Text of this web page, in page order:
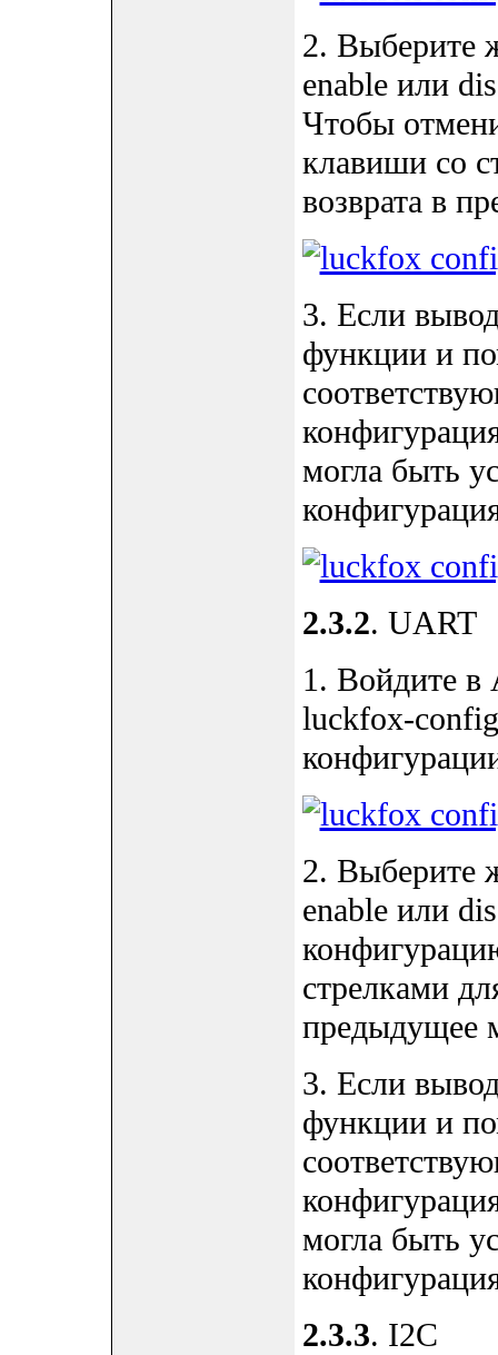
2. Выберите
enable или
Чтобы
клавиши со
возврата в
3. Если
функции и
могла быть
2.3.2. UART
1. Войдите в
luckfox-
2. Выберите
enable или
стрелками
предыдущее
3. Если
функции и
могла быть
2.3.3. I2C